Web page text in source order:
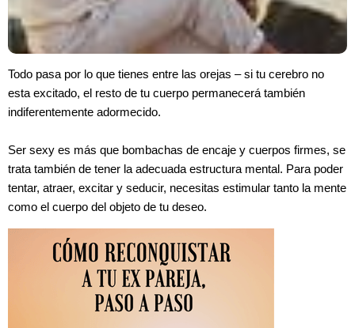
Todo pasa por lo que tienes entre las orejas – si tu cerebro no
esta excitado, el resto de tu cuerpo permanecerá también
indiferentemente adormecido.
Ser sexy es más que bombachas de encaje y cuerpos firmes, se
trata también de tener la adecuada estructura mental. Para poder
tentar, atraer, excitar y seducir, necesitas estimular tanto la mente
como el cuerpo del objeto de tu deseo.